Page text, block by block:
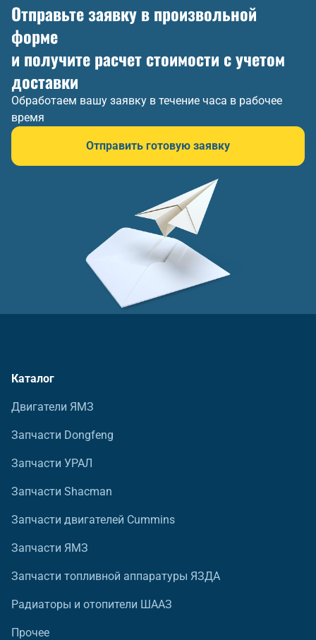
Отправьте заявку в произвольной
форме
и получите расчет стоимости с учетом
доставки
Обработаем вашу заявку в течение часа в рабочее
время
Отправить готовую заявку
Каталог
Двигатели ЯМЗ
Запчасти Dongfeng
Запчасти УРАЛ
Запчасти Shacman
Запчасти двигателей Cummins
Запчасти ЯМЗ
Запчасти топливной аппаратуры ЯЗДА
Радиаторы и отопители ШААЗ
Прочее